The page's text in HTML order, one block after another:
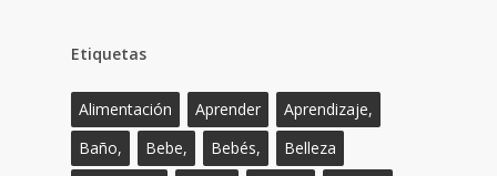
Etiquetas
Alimentación Aprender
Aprendizaje,
Baño,
Bebe, Bebés,
Belleza